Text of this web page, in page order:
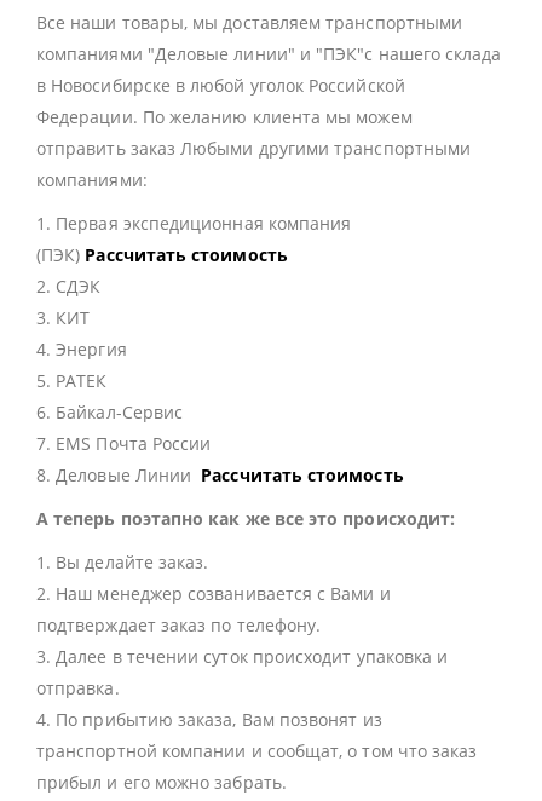
Все наши товары, мы доставляем транспортными
компаниями "Деловые линии" и "ПЭК"с нашего склада
в Новосибирске в любой уголок Российской
Федерации. По желанию клиента мы можем
отправить заказ Любыми другими транспортными
компаниями:
1. Первая экспедиционная компания
(ПЭК) Рассчитать стоимость
2. СДЭК
3. КИТ
4. Энергия
5. РАТЕК
6. Байкал-Сервис
7. EMS Почта России
8. Деловые Линии Рассчитать стоимость
А теперь поэтапно как же все это происходит:
1. Вы делайте заказ.
2. Наш менеджер созванивается с Вами и
подтверждает заказ по телефону.
3. Далее в течении суток происходит упаковка и
отправка.
4. По прибытию заказа, Вам позвонят из
транспортной компании и сообщат, о том что заказ
прибыл и его можно забрать.